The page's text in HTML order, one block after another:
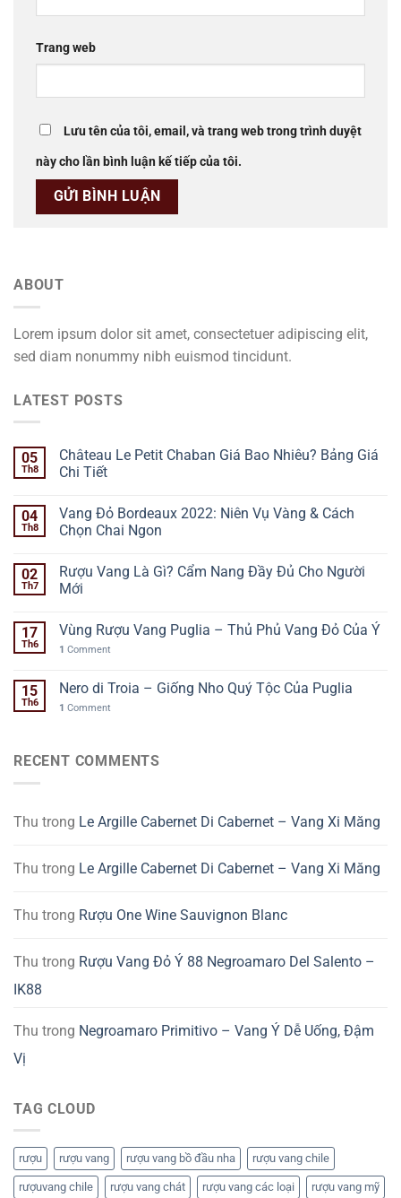
Trang web
Lưu tên của tôi, email, và trang web trong trình duyệt
này cho lần bình luận kế tiếp của tôi.
ABOUT
Lorem ipsum dolor sit amet, consectetuer adipiscing elit,
sed diam nonummy nibh euismod tincidunt.
LATEST POSTS
05
Th8
Château Le Petit Chaban Giá Bao Nhiêu? Bảng Giá
Chi Tiết
04
Th8
Vang Đỏ Bordeaux 2022: Niên Vụ Vàng & Cách
Chọn Chai Ngon
02
Th7
Rượu Vang Là Gì? Cẩm Nang Đầy Đủ Cho Người
Mới
17
Th6
Vùng Rượu Vang Puglia – Thủ Phủ Vang Đỏ Của Ý
1 Comment
15
Th6
Nero di Troia – Giống Nho Quý Tộc Của Puglia
1 Comment
RECENT COMMENTS
Thu trong Le Argille Cabernet Di Cabernet – Vang Xi Măng
Thu trong Le Argille Cabernet Di Cabernet – Vang Xi Măng
Thu trong Rượu One Wine Sauvignon Blanc
Thu trong Rượu Vang Đỏ Ý 88 Negroamaro Del Salento –
IK88
Thu trong Negroamaro Primitivo – Vang Ý Dễ Uống, Đậm
Vị
TAG CLOUD
rượu rượu vang rượu vang bồ đầu nha rượu vang chile
rượuvang chile rượu vang chát rượu vang các loại rượu vang mỹ